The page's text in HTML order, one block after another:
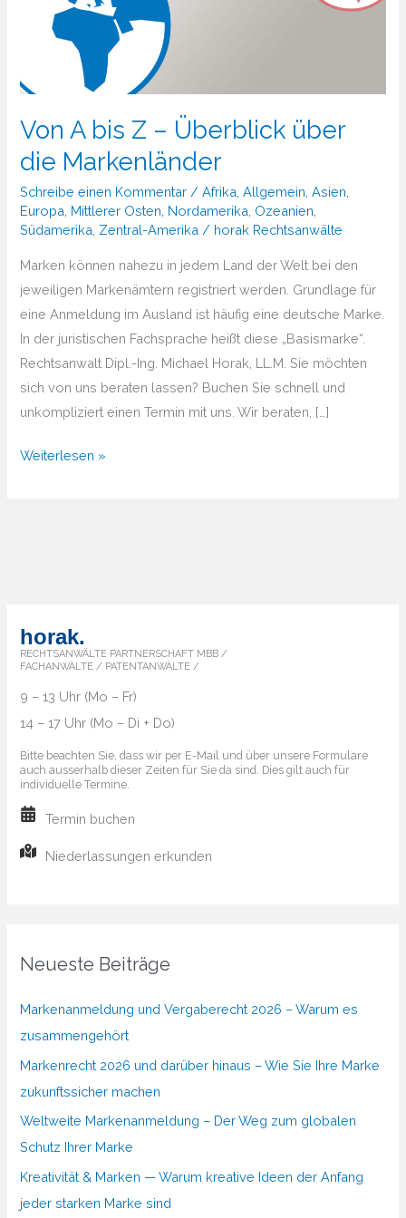
Von A bis Z – Überblick über
die Markenländer
Schreibe einen Kommentar /Afrika ,Allgemein ,Asien
Europa Mittlerer Osten Nordamerika Ozeanien
Südamerika Zentral-Amerika / horak Rechtsanwälte
Marken können nahezu in jedem Land der Welt bei den
jeweiligen Markenämtern registriert werden. Grundlage für
eine Anmeldung im Ausland ist häufig eine deutsche Marke.
In der juristischen Fachsprache heißt diese „Basismarke“.
Rechtsanwalt Dipl.-Ing. Michael Horak, LL.M. Sie möchten
sich von uns beraten lassen? Buchen Sie schnell und
unkompliziert einen Termin mit uns. Wir beraten, […]
Von
die
Markenländer
Weiterlesen »
horak.
RECHTSANWÄLTE PARTNERSCHAFT MBB /
FACHANWÄLTE / PATENTANWÄLTE /
9 – 13 Uhr (Mo – Fr)
14 – 17 Uhr (Mo – Di + Do)
Bitte beachten Sie, dass wir per E-Mail und über unsere Formulare
auch ausserhalb dieser Zeiten für Sie da sind. Dies gilt auch für
individuelle Termine.
Termin buchen
Niederlassungen erkunden
Neueste Beiträge
Markenanmeldung und Vergaberecht 2026 – Warum es
zusammengehört
Markenrecht 2026 und darüber hinaus – Wie Sie Ihre Marke
zukunftssicher machen
Weltweite Markenanmeldung – Der Weg zum globalen
Schutz Ihrer Marke
Kreativität & Marken — Warum kreative Ideen der Anfang
jeder starken Marke sind